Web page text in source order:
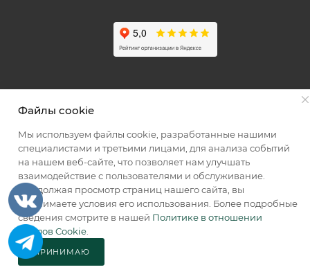
Мы принимаем к оплате
2026 © КИИК МАРКЕТ
Файлы cookie
Мы используем файлы cookie, разработанные нашими
специалистами и третьими лицами, для анализа событий
на нашем веб-сайте, что позволяет нам улучшать
взаимодействие с пользователями и обслуживание.
Продолжая просмотр страниц нашего сайта, вы
принимаете условия его использования. Более подробные
сведения смотрите в нашей Политике в отношении
файлов Cookie
ПРИНИМАЮ